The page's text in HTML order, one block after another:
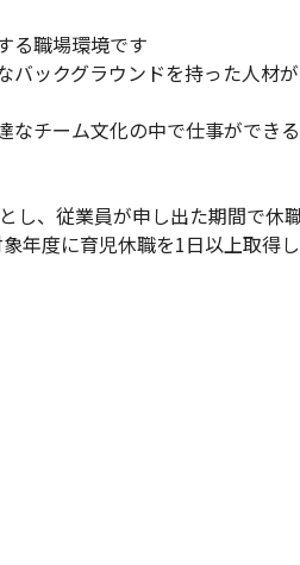
る職場環境です
バックグラウンドを持った人材
なチーム文化の中で仕事ができ
し、従業員が申し出た期間で
年度に育児休職を1日以上取